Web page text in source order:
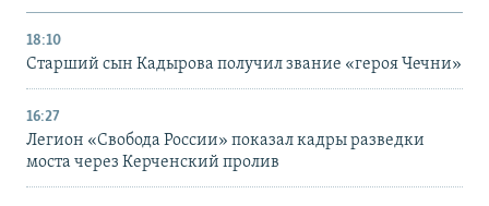
18:10
Старший сын Кадырова получил звание «героя Чечни»
16:27
Легион «Свобода России» показал кадры разведки
моста через Керченский пролив